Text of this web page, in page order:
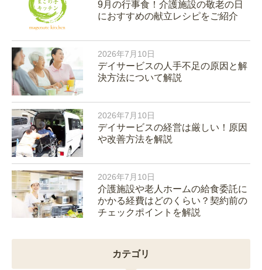
9月の行事食！介護施設の敬老の日
におすすめの献立レシピをご紹介
2026年7月10日
デイサービスの人手不足の原因と解
決方法について解説
2026年7月10日
デイサービスの経営は厳しい！原因
や改善方法を解説
2026年7月10日
介護施設や老人ホームの給食委託に
かかる経費はどのくらい？契約前の
チェックポイントを解説
カテゴリ